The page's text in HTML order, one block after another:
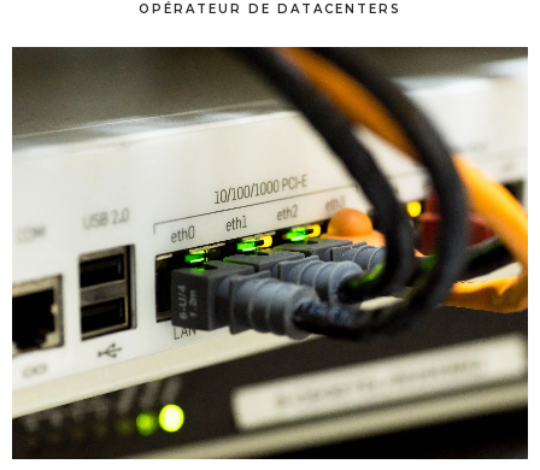
OPÉRATEUR DE DATACENTERS